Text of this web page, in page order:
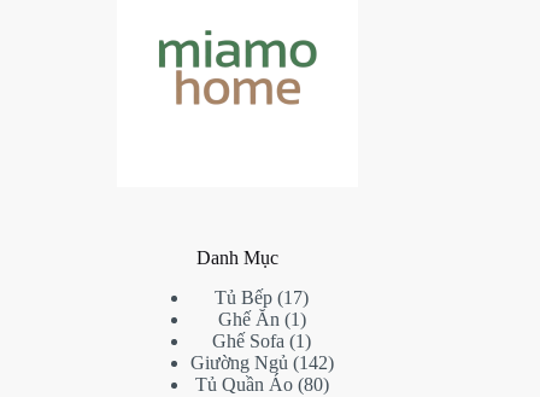
Danh Mục
Tủ Bếp 1717
products
Ghế Ăn 11
product
Ghế Sofa 11
product
Giường Ngủ 142142
products
Tủ Quần Áo 8080